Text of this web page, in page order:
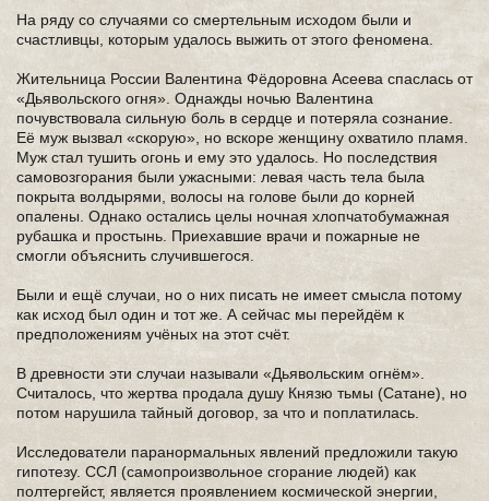
На ряду со случаями со смертельным исходом были и
счастливцы, которым удалось выжить от этого феномена.
Жительница России Валентина Фёдоровна Асеева спаслась от
«Дьявольского огня». Однажды ночью Валентина
почувствовала сильную боль в сердце и потеряла сознание.
Её муж вызвал «скорую», но вскоре женщину охватило пламя.
Муж стал тушить огонь и ему это удалось. Но последствия
самовозгорания были ужасными: левая часть тела была
покрыта волдырями, волосы на голове были до корней
опалены. Однако остались целы ночная хлопчатобумажная
рубашка и простынь. Приехавшие врачи и пожарные не
смогли объяснить случившегося.
Были и ещё случаи, но о них писать не имеет смысла потому
как исход был один и тот же. А сейчас мы перейдём к
предположениям учёных на этот счёт.
В древности эти случаи называли «Дьявольским огнём».
Считалось, что жертва продала душу Князю тьмы (Сатане), но
потом нарушила тайный договор, за что и поплатилась.
Исследователи паранормальных явлений предложили такую
гипотезу. ССЛ (самопроизвольное сгорание людей) как
полтергейст, является проявлением космической энергии,